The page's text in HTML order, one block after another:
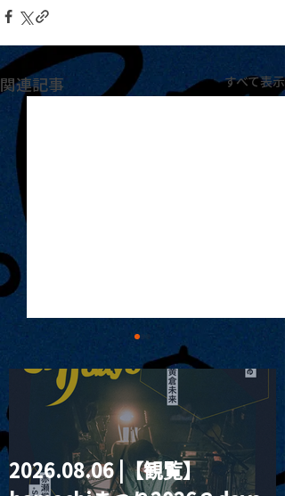
関連記事 すべて表示
MoonRomantic
2026.08.06 |【観覧】